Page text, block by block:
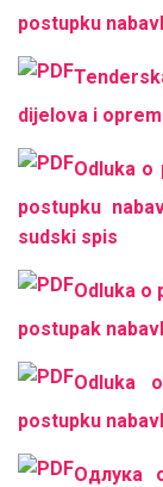
postupku
dijelova i
Odluka o
postupku
sudski spis
Odluka o
postupak
Odluka
postupku
Одлука